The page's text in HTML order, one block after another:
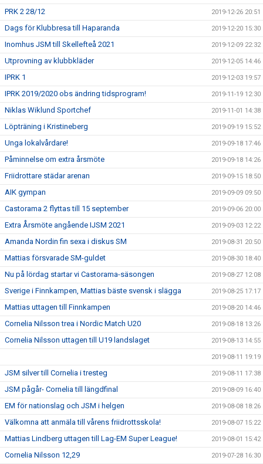
PRK 2 28/12 2019-12-26 20:51
Dags för Klubbresa till Haparanda 2019-12-20 15:30
Inomhus JSM till Skellefteå 2021 2019-12-09 22:32
Utprovning av klubbkläder 2019-12-05 14:46
IPRK 1 2019-12-03 19:57
IPRK 2019/2020 obs ändring tidsprogram! 2019-11-19 12:30
Niklas Wiklund Sportchef 2019-11-01 14:38
Löpträning i Kristineberg 2019-09-19 15:52
Unga lokalvårdare! 2019-09-18 17:46
Påminnelse om extra årsmöte 2019-09-18 14:26
Friidrottare städar arenan 2019-09-15 18:50
AIK gympan 2019-09-09 09:50
Castorama 2 flyttas till 15 september 2019-09-06 20:00
Extra Årsmöte angående IJSM 2021 2019-09-03 12:22
Amanda Nordin fin sexa i diskus SM 2019-08-31 20:50
Mattias försvarade SM-guldet 2019-08-30 18:40
Nu på lördag startar vi Castorama-säsongen 2019-08-27 12:08
Sverige i Finnkampen, Mattias bäste svensk i slägga 2019-08-25 17:17
Mattias uttagen till Finnkampen 2019-08-20 14:46
Cornelia Nilsson trea i Nordic Match U20 2019-08-18 13:26
Cornelia Nilsson uttagen till U19 landslaget 2019-08-13 14:55
2019-08-11 19:19
JSM silver till Cornelia i tresteg 2019-08-11 17:38
JSM pågår- Cornelia till längdfinal 2019-08-09 16:40
EM för nationslag och JSM i helgen 2019-08-08 18:26
Välkomna att anmäla till vårens friidrottsskola! 2019-08-07 15:22
Mattias Lindberg uttagen till Lag-EM Super League! 2019-08-01 15:42
Cornelia Nilsson 12,29 2019-07-28 16:30